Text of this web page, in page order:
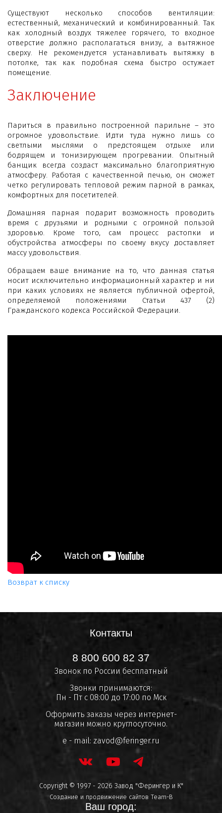
Существуют несколько способов вентиляции:
естественный, механический и комбинированный. Так
как холодный воздух тяжелее горячего, то входное
отверстие должно располагаться внизу, а вытяжное
сверху. Не рекомендуется устанавливать вытяжку в
потолке, так как подобная схема быстро остужает
помещение.
Заключение
Париться в правильно построенной парильне – это
огромное удовольствие. Идти туда нужно лишь со
светлыми мыслями о предстоящем отдыхе или
бодрящем и тонизирующем прогревании. Опытный
банщик всегда создаст максимально благоприятную
атмосферу. Работая с качественной печью, он сможет
четко регулировать тепловой режим парной в рамках,
комфортных для посетителей.
Домашняя парная подарит возможность проводить
время с друзьями и родными с огромной пользой
здоровью. Кроме того, сам процесс растопки и
обустройства атмосферы по своему вкусу доставляет
массу удовольствия.
Обращаем ваше внимание на то, что данная статья
носит исключительно информационный характер и ни
при каких условиях не является публичной офертой,
определяемой положениями Статьи 437 (2)
Гражданского кодекса Российской Федерации.
Возврат к списку
Контакты
8 800 600 82 37
Звонок по России бесплатный
Звонки принимаются:
Пн - Пт с 08:00 до 17:00 по Мск
Оформить заказы через интернет-
магазин можно круглосуточно.
e - mail: zavod@feringer.ru
Copyright © 1997 - 2026 Завод "Ферингер и К"
Создание и продвижение сайтов Team-B
Ваш город: